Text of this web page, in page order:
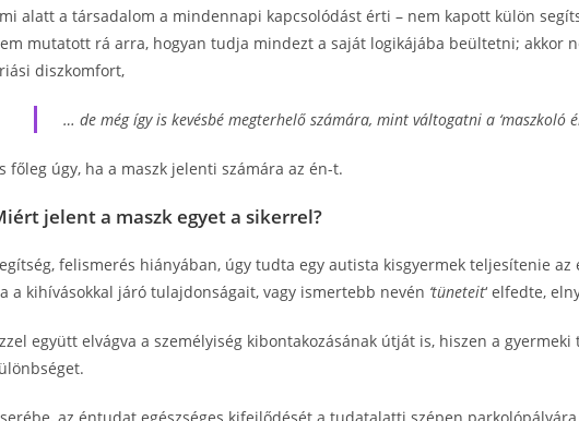
alatt a társadalom a mindennapi kapcsolódást érti – nem kapott külön
mutatott rá arra, hogyan tudja mindezt a saját logikájába beültetni; akkor
diszkomfort,
… de még így is kevésbé megterhelő számára, mint váltogatni a ‘maszkoló
főleg úgy, ha a maszk jelenti számára az én-t.
jelent a maszk egyet a sikerrel?
felismerés hiányában, úgy tudta egy autista kisgyermek teljesítenie
a kihívásokkal járó tulajdonságait, vagy ismertebb nevén ‘tüneteit‘ elfedte,
együtt elvágva a személyiség kibontakozásának útját is, hiszen a gyermeki
az éntudat egészséges kifejlődését a tudatalatti szépen